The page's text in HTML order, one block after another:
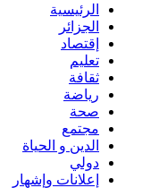
الرئيسية
الجزائر
إقتصاد
تعليم
ثقافة
رياضة
صحة
مجتمع
الدين و الحياة
دولي
إعلانات وإشهار